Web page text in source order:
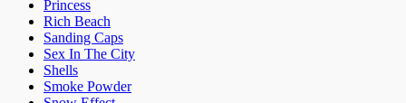
Princess
Rich Beach
Sanding Caps
Sex In The City
Shells
Smoke Powder